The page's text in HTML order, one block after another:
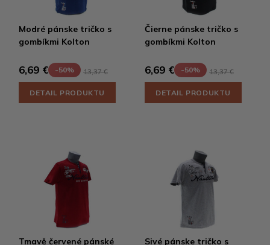
Modré pánske tričko s
gombíkmi Kolton
6,69 € -50% 13,37 €
DETAIL PRODUKTU
Čierne pánske tričko s
gombíkmi Kolton
6,69 € -50% 13,37 €
DETAIL PRODUKTU
Tmavě červené pánské
Sivé pánske tričko s